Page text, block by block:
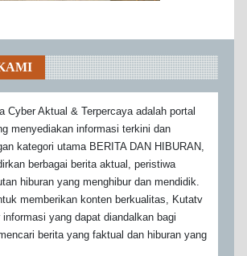
Cyber Aktual & Terpercaya adalah portal
menyediakan informasi terkini dan
kategori utama BERITA DAN HIBURAN,
berbagai berita aktual, peristiwa
hiburan yang menghibur dan mendidik.
memberikan konten berkualitas, Kutatv
yang dapat diandalkan bagi
berita yang faktual dan hiburan yang